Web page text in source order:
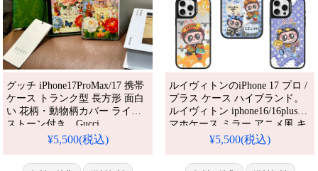
グッチ iPhone17ProMax/17 携帯
ケース トランク型 長方形 面白
い 花柄・動物柄カバー ライン
ストーン付き。Gucci
iPhone16/16proケース キラキラ
ーン15ケース ブランド 送料無
¥5,500(税込)
ルイヴィトンのiPhone 17 プロ /
プラス ケース ハイブランド。
ルイヴィトン iphone16/16plusス
マホケース ミラー アニメ風 キ
ャラクター アイフォン
グッチ iphone14/13proケース 字
¥5,500(税込)